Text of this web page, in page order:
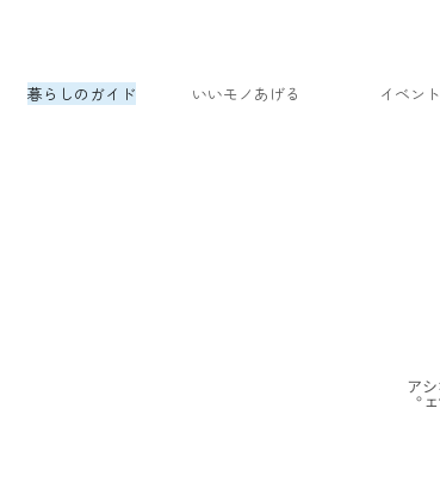
暮らしのガイド いいモノあげる イベント
。